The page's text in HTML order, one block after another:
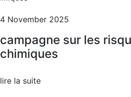
4 November 2025
campagne sur les
chimiques
lire la suite